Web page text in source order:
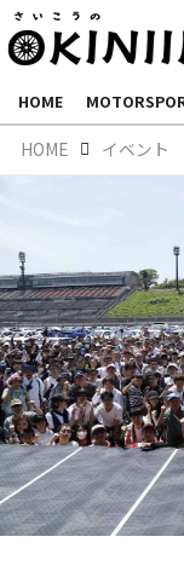
HOME
HOME イベント